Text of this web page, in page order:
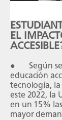
EL
● Según se
educación
tecnología,
este 2022, la
en un 15%
mayor